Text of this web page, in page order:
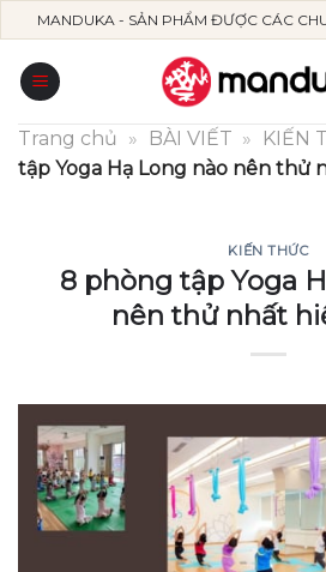
Skip
to
content
MANDUKA - SẢN PHẨM ĐƯỢC CÁC
Trang chủ » BÀI VIẾT » KIẾN
tập Yoga Hạ Long nào nên thử
KIẾN THỨC
8 phòng tập Yoga
nên thử nhất